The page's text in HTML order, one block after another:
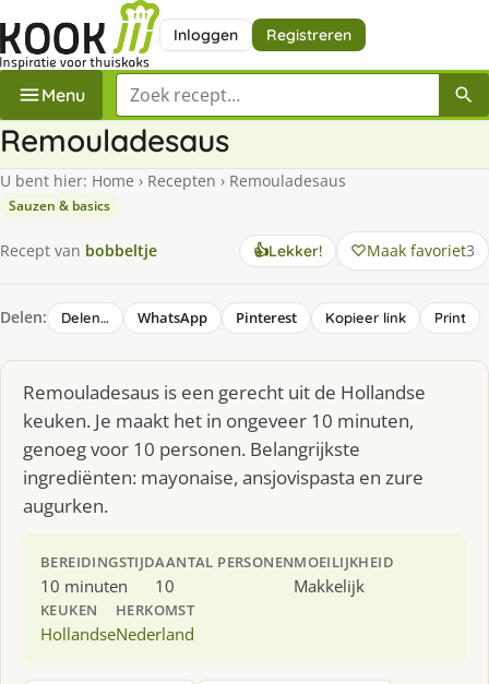
Inloggen Registreren
Menu Zoek een recept
Remouladesaus
U bent hier: Home › Recepten › Remouladesaus
Sauzen & basics
Recept van bobbeltje 👍Lekker! Maak favoriet3
Delen: Delen… WhatsApp Pinterest Kopieer link Print
Remouladesaus is een gerecht uit de Hollandse
keuken. Je maakt het in ongeveer 10 minuten,
genoeg voor 10 personen. Belangrijkste
ingrediënten: mayonaise, ansjovispasta en zure
augurken.
BEREIDINGSTIJD
10 minuten
AANTAL PERSONEN
10
MOEILIJKHEID
Makkelijk
KEUKEN
Hollandse
HERKOMST
Nederland